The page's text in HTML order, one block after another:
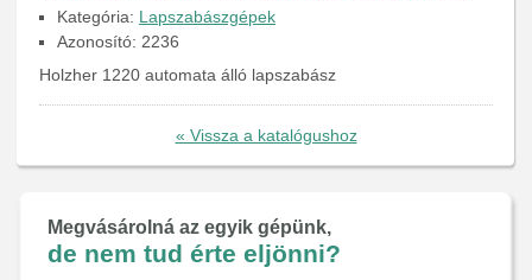
Kategória: Lapszabászgépek
Azonosító: 2236
Holzher 1220 automata álló lapszabász
« Vissza a katalógushoz
Megvásárolná az egyik gépünk,
de nem tud érte eljönni?